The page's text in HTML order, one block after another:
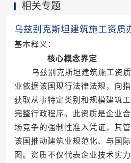
相关专题
乌兹别克斯坦建筑施工资质
基本释义：
核心概念界定
乌兹别克斯坦建筑施工资质
业依据该国现行法律法规，向
获取从事特定类别和规模建筑
完整行政程序。此资质是企业
场竞争的强制性准入凭证，其
该国推动建筑业规范化、与国
图。资质不仅代表企业技术实